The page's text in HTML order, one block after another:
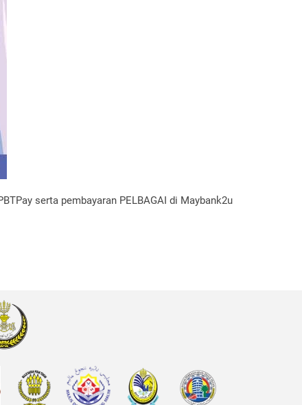
serta pembayaran PELBAGAI di Maybank2u